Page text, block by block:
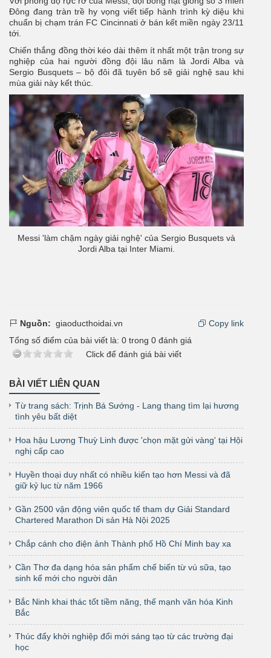
Đông đang tràn trề hy vọng viết tiếp hành trình kỳ diệu khi
chuẩn bị chạm trán FC Cincinnati ở bán kết miền ngày 23/11
tới.
Chiến thắng đồng thời kéo dài thêm ít nhất một trận trong sự
nghiệp của hai người đồng đội lâu năm là Jordi Alba và
Sergio Busquets – bộ đôi đã tuyên bố sẽ giải nghệ sau khi
mùa giải này kết thúc.
Messi 'làm chậm ngày giải nghệ' của Sergio Busquets và
Jordi Alba tại Inter Miami.
Nguồn: giaoducthoidai.vn
Copy link
Tổng số điểm của bài viết là: 0 trong 0 đánh giá
Click để đánh giá bài viết
BÀI VIẾT LIÊN QUAN
Từ trang sách: Trịnh Bá Sướng - Lang thang tìm lại hương
tình yêu bất diệt
Hoa hậu Lương Thuỳ Linh được 'chọn mặt gửi vàng' tại Hội
nghị cấp cao
Huyền thoại duy nhất có nhiều kiến tạo hơn Messi và đã
giữ kỷ lục từ năm 1966
Gần 2500 vận động viên quốc tế tham dự Giải Standard
Chartered Marathon Di sản Hà Nội 2025
Chắp cánh cho điện ảnh Thành phố Hồ Chí Minh bay xa
Cần Thơ đa dạng hóa sản phẩm chế biến từ vú sữa, tạo
sinh kế mới cho người dân
Bắc Ninh khai thác tốt tiềm năng, thế mạnh văn hóa Kinh
Bắc
Thúc đẩy khởi nghiệp đổi mới sáng tạo từ các trường đại
học